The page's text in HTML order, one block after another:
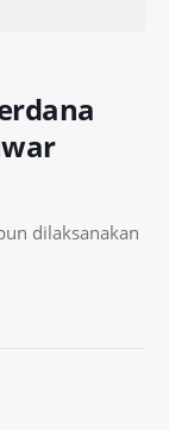
dilaksanakan